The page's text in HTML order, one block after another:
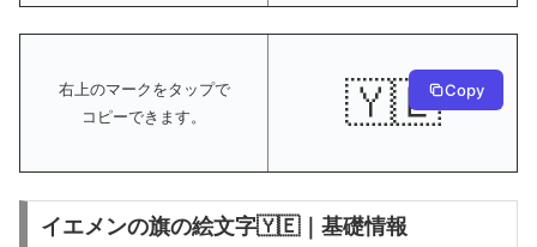
右上のマークをタップで
コピーできます。
🇾🇪 Copy
イエメンの旗の絵文字🇾🇪｜基礎情報